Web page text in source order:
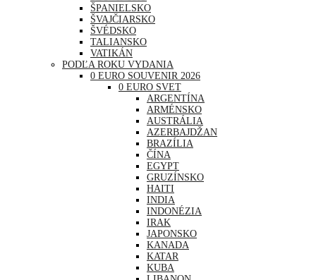
ŠPANIELSKO
ŠVAJČIARSKO
ŠVÉDSKO
TALIANSKO
VATIKÁN
PODĽA ROKU VYDANIA
0 EURO SOUVENIR 2026
0 EURO SVET
ARGENTÍNA
ARMÉNSKO
AUSTRÁLIA
AZERBAJDŽAN
BRAZÍLIA
ČÍNA
EGYPT
GRUZÍNSKO
HAITI
INDIA
INDONÉZIA
IRAK
JAPONSKO
KANADA
KATAR
KUBA